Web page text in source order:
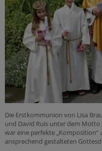
Die Erstkommunion von Lisa
und David Ruis unter dem Motto
war eine perfekte
ansprechend gestalteten